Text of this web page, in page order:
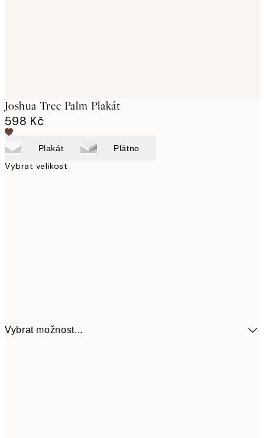
Joshua Tree Palm Plakát
598 Kč
Plakát Plátno
Vybrat velikost
Vybrat možnost...